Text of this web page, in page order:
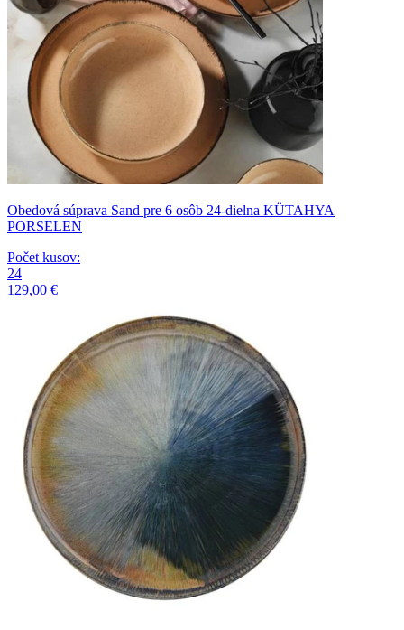
Obedová súprava Sand pre 6 osôb 24-dielna KÜTAHYA
PORSELEN
Počet kusov:
24
129,00 €